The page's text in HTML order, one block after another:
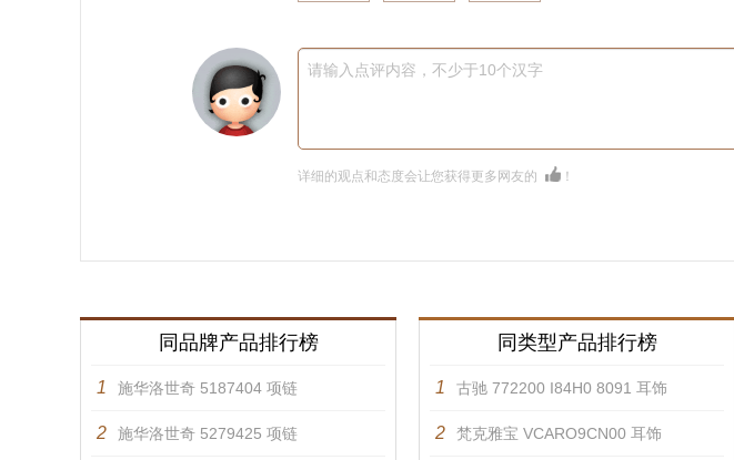
请输入点评内容，不少于10个汉字
详细的观点和态度会让您获得更多网友的 ！
同品牌产品排行榜
1 施华洛世奇 5187404 项链
2 施华洛世奇 5279425 项链
同类型产品排行榜
1 古驰 772200 I84H0 8091 耳饰
2 梵克雅宝 VCARO9CN00 耳饰